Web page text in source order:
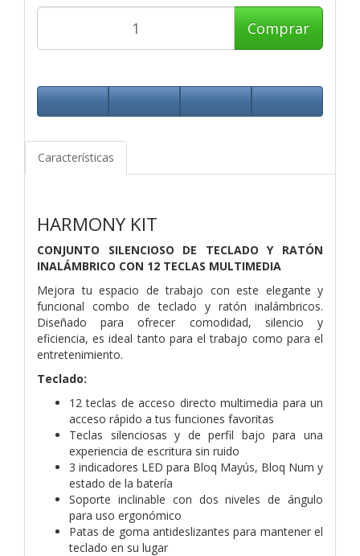
Comprar
Características
HARMONY KIT
CONJUNTO SILENCIOSO DE TECLADO Y RATÓN
INALÁMBRICO CON 12 TECLAS MULTIMEDIA
Mejora tu espacio de trabajo con este elegante y
funcional combo de teclado y ratón inalámbricos.
Diseñado para ofrecer comodidad, silencio y
eficiencia, es ideal tanto para el trabajo como para el
entretenimiento.
Teclado:
12 teclas de acceso directo multimedia para un
acceso rápido a tus funciones favoritas
Teclas silenciosas y de perfil bajo para una
experiencia de escritura sin ruido
3 indicadores LED para Bloq Mayús, Bloq Num y
estado de la batería
Soporte inclinable con dos niveles de ángulo
para uso ergonómico
Patas de goma antideslizantes para mantener el
teclado en su lugar